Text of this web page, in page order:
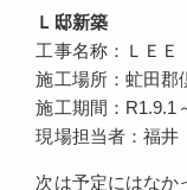
Ｌ邸新築
工事名称：ＬＥ
施工場所：虻田郡
施工期間：R1.9.1
現場担当者：福
次は予定にはなか